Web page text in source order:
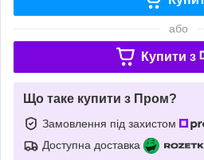
або
Купити з
Що таке купити з Пром?
Замовлення під захистом
Доступна доставка